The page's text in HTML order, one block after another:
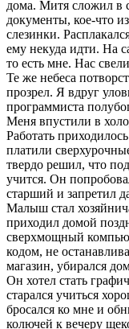
дома. Митя сложил в
документы, кое-что
слезинки.
ему некуда идти. На
то есть мне. Нас
Те же небеса
прозрел. Я вдруг
программиста
Меня впустили в
Работать
платили
твердо решил, что
учится. Он
старший и запретил
Малыш стал
приходил домой
сверхмощный
кодом, не
магазин, убирался
Он хотел стать
старался учиться
бросался ко мне и
колючей к вечеру